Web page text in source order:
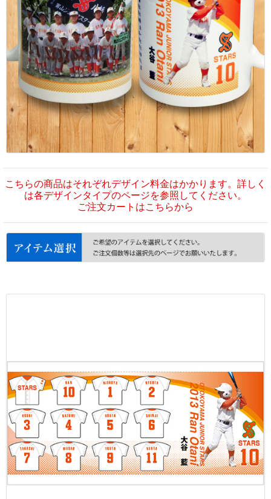
こちらの商品はそれぞれデザイン料金はかかります。詳しく
は各デザインタイプのページを参照してください。
ご注文カートはこちらから